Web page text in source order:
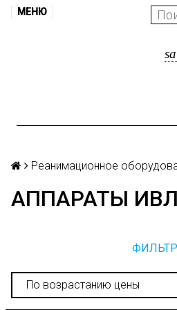
МЕНЮ
Реанимационное
АППАРАТЫ ИВЛ
ФИЛЬТР